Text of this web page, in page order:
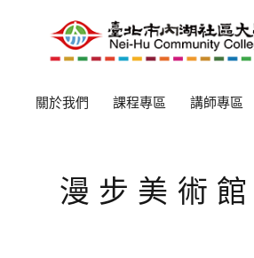
關於我們 課程專區 講師專區
漫步美術館